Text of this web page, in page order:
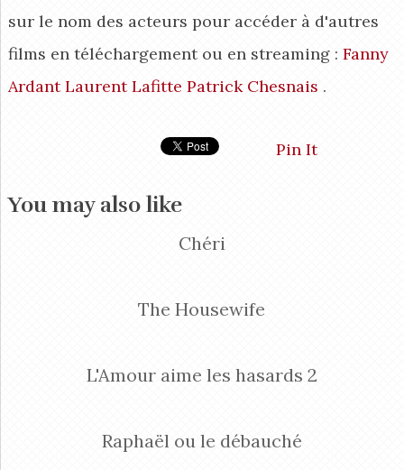
sur le nom des acteurs pour accéder à d'autres
films en téléchargement ou en streaming : Fanny
Ardant Laurent Lafitte Patrick Chesnais .
Pin It
You may also like
Chéri
The Housewife
L'Amour aime les hasards 2
Raphaël ou le débauché